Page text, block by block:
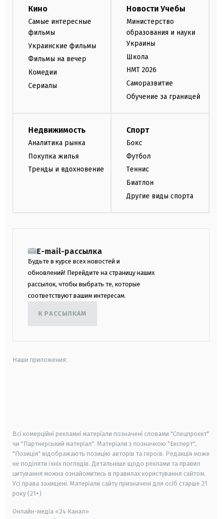
Кино
Самые интересные
фильмы
Украинские фильмы
Фильмы на вечер
Комедии
Сериалы
Новости Учебы
Министерство
образования и науки
Украины
Школа
НМТ 2026
Саморазвитие
Обучение за границей
Недвижимость
Аналитика рынка
Покупка жилья
Тренды и вдохновение
Спорт
Бокс
Футбол
Теннис
Биатлон
Другие виды спорта
E-mail-рассылка
Будьте в курсе всех новостей и
обновлений! Перейдите на страницу наших
рассылок, чтобы выбрать те, которые
соответствуют вашим интересам.
К РАССЫЛКАМ
Наши приложения:
Всі комерційні рекламні матеріали позначені словами "Спецпроєкт"
чи "Партнерський матеріал". Матеріали з позначкою "Експерт",
"Позиція" відображають позицію авторів та героїв. Редакція може
не поділяти їхніх поглядів. Детальніше щодо реклами та правил
цитування можна ознайомитись в правилах користування сайтом.
Усі права захищені. Матеріали сайту призначені для осіб старше 21
року (21+)
Онлайн-медіа «24 Канал»